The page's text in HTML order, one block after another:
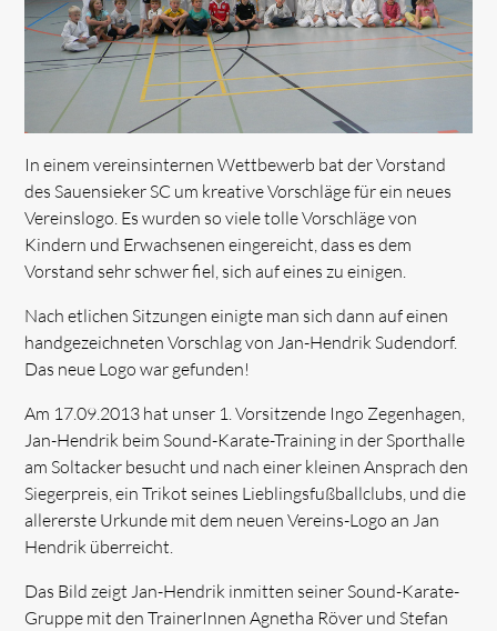
In einem vereinsinternen Wettbewerb bat der Vorstand
des Sauensieker SC um kreative Vorschläge für ein neues
Vereinslogo. Es wurden so viele tolle Vorschläge von
Kindern und Erwachsenen eingereicht, dass es dem
Vorstand sehr schwer fiel, sich auf eines zu einigen.
Nach etlichen Sitzungen einigte man sich dann auf einen
handgezeichneten Vorschlag von Jan-Hendrik Sudendorf.
Das neue Logo war gefunden!
Am 17.09.2013 hat unser 1. Vorsitzende Ingo Zegenhagen,
Jan-Hendrik beim Sound-Karate-Training in der Sporthalle
am Soltacker besucht und nach einer kleinen Ansprach den
Siegerpreis, ein Trikot seines Lieblingsfußballclubs, und die
allererste Urkunde mit dem neuen Vereins-Logo an Jan
Hendrik überreicht.
Das Bild zeigt Jan-Hendrik inmitten seiner Sound-Karate-
Gruppe mit den TrainerInnen Agnetha Röver und Stefan